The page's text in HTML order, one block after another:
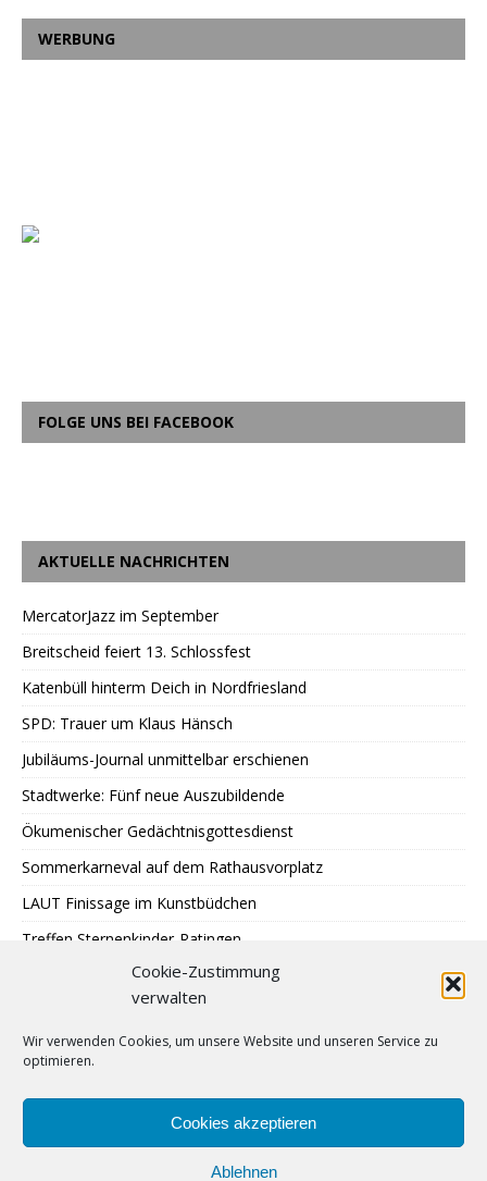
Cookie-Zustimmung
verwalten
Wir verwenden Cookies, um unsere Website und unseren Service zu
optimieren.
Cookies akzeptieren
Ablehnen
WERBUNG
FOLGE UNS BEI FACEBOOK
AKTUELLE NACHRICHTEN
MercatorJazz im September
Breitscheid feiert 13. Schlossfest
Katenbüll hinterm Deich in Nordfriesland
SPD: Trauer um Klaus Hänsch
Jubiläums-Journal unmittelbar erschienen
Stadtwerke: Fünf neue Auszubildende
Ökumenischer Gedächtnisgottesdienst
Sommerkarneval auf dem Rathausvorplatz
LAUT Finissage im Kunstbüdchen
Treffen Sternenkinder-Ratingen
SPD: Besuch bei Johann + Wittmer
Ausstellung im Mehrgenerationentreff Tiefenbroich
400 zu schnelle Autofahrer
Sommer auf Eis legen